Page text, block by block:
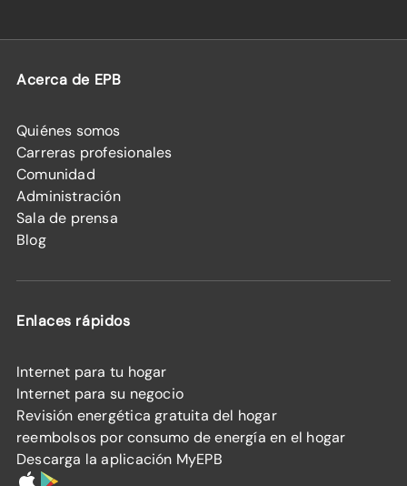
Acerca de EPB
Quiénes somos
Carreras profesionales
Comunidad
Administración
Sala de prensa
Blog
Enlaces rápidos
Internet para tu hogar
Internet para su negocio
Revisión energética gratuita del hogar
reembolsos por consumo de energía en el hogar
Descarga la aplicación MyEPB